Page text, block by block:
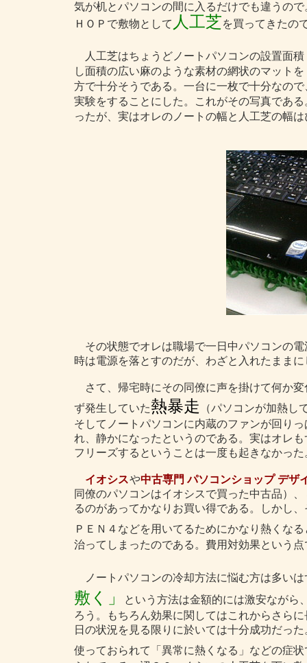
気が机とパソコンの間に入るだけでも違うの
ＨＯＰで敷物として 人工芝を買ってきたの
人工芝はちょうどノートパソコンの設置面
し面積の広い麻のような素材の網状のマット
方で十分そうである。一台に一枚で十分なの
実験をすることにした。これがその写真であ
ったが、実はオレのノートの幅と人工芝の幅
その状態でオレは職場で一日中パソコンの
時は電源を落とすのだが、わざと入れたまま
さて、帰宅時にその同僚に声を掛けて何か
ず発生していた熱暴走 （パソコンが加熱し
そしてノートパソコンに内蔵のファンが回り
れ、静かになったというのである。実はオレ
フリーズするということは一度も起きなかっ
イオシスや中古専門 パソコンショップ デザ
同僚のパソコンはイオシスで買った中古品）
るのがあってかなりお買い得である。しかし
ＰＥＮ４などを用いてるためにかなり熱くな
治ってしまったのである。費用対効果という
ノートパソコンの冷却方法に悩む方は多い
敷く」
という方法は金額的には激安ながら
ろう。もちろん効果に関してはこれからさら
日の状況を見る限りに於いては十分成功だっ
使っておられて「異常に熱くなる」などの症